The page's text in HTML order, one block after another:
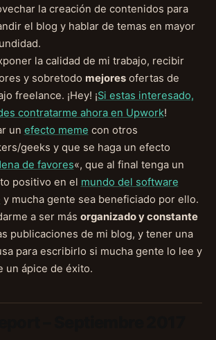
la creación de contenidos para
el blog y hablar de temas en mayor
la calidad de mi trabajo, recibir
y sobretodo mejoresofertas de
freelance. ¡Hey! ¡Si estas interesado,
contratarme ahora en Upwork!
un efecto meme con otros
geeks y que se haga un efecto
de favores«, que al final tenga un
positivo en el mundo del software
y mucha gente sea beneficiado por ello.
a ser más organizado y constante
publicaciones de mi blog, y tener una
para escribirlo si mucha gente lo lee y
un ápice de éxito.